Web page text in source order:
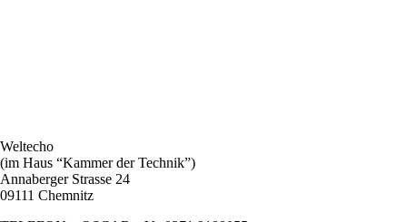
Weltecho
(im Haus “Kammer der Technik”)
Annaberger Strasse 24
09111 Chemnitz